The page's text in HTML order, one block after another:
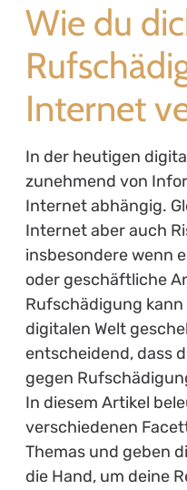
Wie du
Internet
In der heutigen
zunehmend von
Internet abhängig.
Internet aber auch
insbesondere wenn
oder geschäftliche
Rufschädigung
digitalen Welt
entscheidend, dass
gegen
In diesem Artikel
verschiedenen
Themas und geben
die Hand, um deine